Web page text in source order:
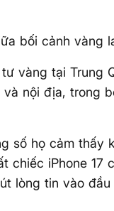
bối cảnh vàng
vàng tại Trung
nội địa, trong
số họ cảm thấy
chiếc iPhone 17
lòng tin vào